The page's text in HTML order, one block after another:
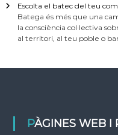
Escolta el batec del teu
Batega és més que una
la consciència col·lectiva
al territori, al teu poble o
PÀGINES WEB